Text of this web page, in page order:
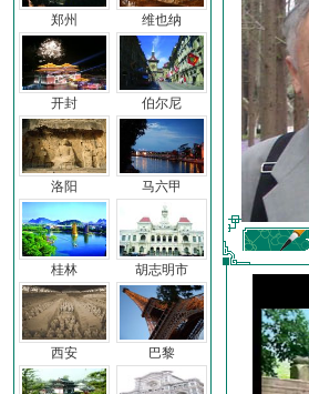
郑州
开封
洛阳
桂林
西安
维也纳
伯尔尼
马六甲
胡志明市
巴黎
前子